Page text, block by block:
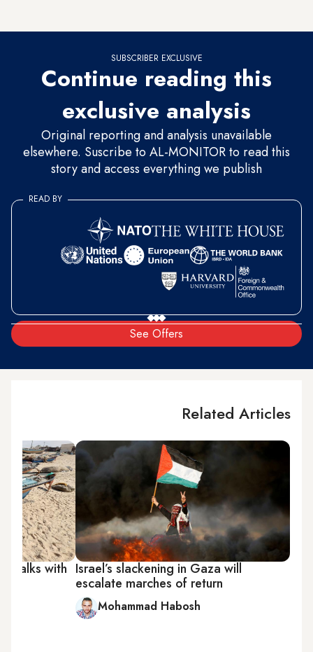
SUBSCRIBER EXCLUSIVE
Continue reading this
exclusive analysis
Original reporting and analysis unavailable
elsewhere. Suscribe to AL-MONITOR to read this
story and access everything we publish
See Offers
READ BY
Related Articles
Israel’s slackening in Gaza will
escalate marches of return
Mohammad Habosh
talks with